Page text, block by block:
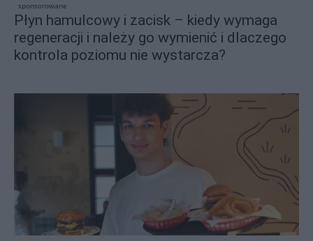
sponsorowane
Płyn hamulcowy i zacisk – kiedy wymaga
regeneracji i należy go wymienić i dlaczego
kontrola poziomu nie wystarcza?